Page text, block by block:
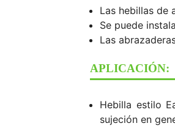
Las hebillas de
Se puede
Las
APLICACIÓN:
Hebilla estilo
sujeción en